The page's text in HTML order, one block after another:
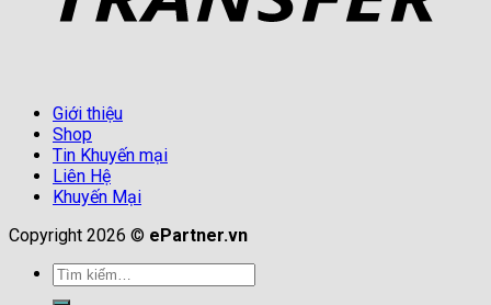
Giới thiệu
Shop
Tin Khuyến mại
Liên Hệ
Khuyến Mại
Copyright 2026 © ePartner.vn
Tìm
kiếm: